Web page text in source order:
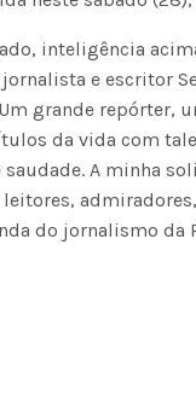
inteligência
e escritor
grande repórter,
da vida com
saudade. A minha
admiradores,
do jornalismo da